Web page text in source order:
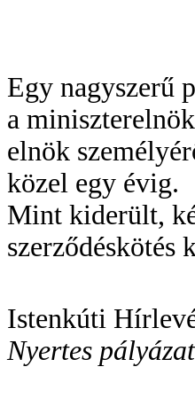
Egy nagyszerű
a
elnök
közel egy évig.
Mint kiderült,
szerződéskötés
Istenkúti
Nyertes